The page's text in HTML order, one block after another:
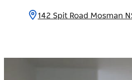
142 Spit Road Mosman